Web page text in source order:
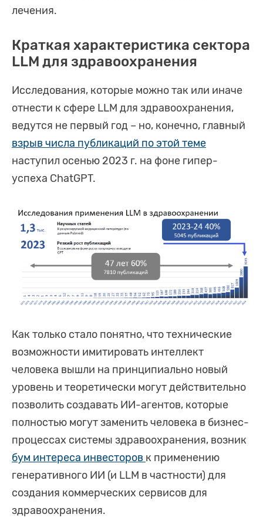
лечения.
Краткая характеристика сектора
LLM для здравоохранения
Исследования, которые можно так или иначе
отнести к сфере LLM для здравоохранения,
ведутся не первый год – но, конечно, главный
взрыв числа публикаций по этой теме
наступил осенью 2023 г. на фоне гипер-
успеха ChatGPT.
Как только стало понятно, что технические
возможности имитировать интеллект
человека вышли на принципиально новый
уровень и теоретически могут действительно
позволить создавать ИИ-агентов, которые
полностью могут заменить человека в бизнес-
процессах системы здравоохранения, возник
бум интереса инвесторов к применению
генеративного ИИ (и LLM в частности) для
создания коммерческих сервисов для
здравоохранения.